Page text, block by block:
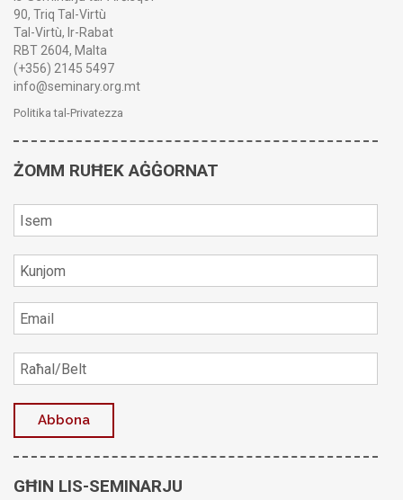
90, Triq Tal-Virtù
Tal-Virtù, Ir-Rabat
RBT 2604, Malta
(+356) 2145 5497
info@seminary.org.mt
Politika tal-Privatezza
ŻOMM RUĦEK AĠĠORNAT
GĦIN LIS-SEMINARJU